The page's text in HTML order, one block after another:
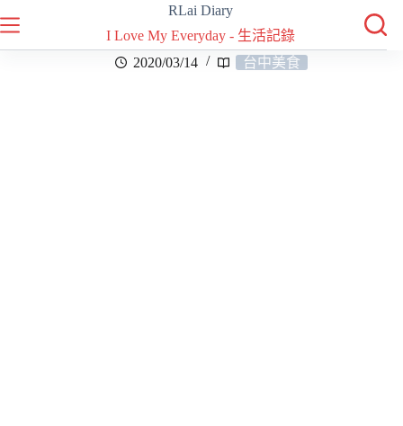
RLai Diary
I Love My Everyday - 生活記錄
2020/03/14
台中美食